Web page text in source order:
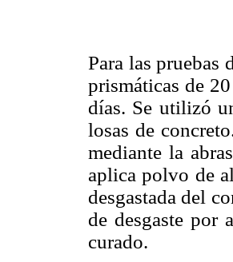
Para las pruebas
prismáticas de
días. Se utilizó
losas de
mediante la
aplica polvo de
desgastada del
de desgaste por
curado.